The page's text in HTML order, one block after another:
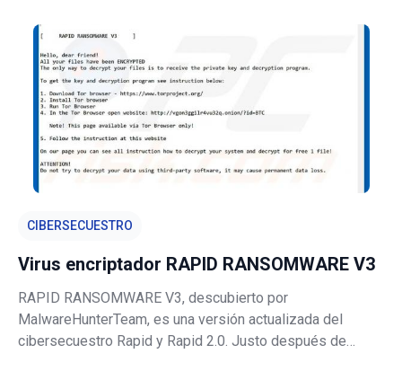
embargo, los desarrolladores lo pr
CIBERSECUESTRO
Virus encriptador RAPID RANSOMWARE V3
RAPID RANSOMWARE V3, descubierto por
MalwareHunterTeam, es una versión actualizada del
cibersecuestro Rapid y Rapid 2.0. Justo después de